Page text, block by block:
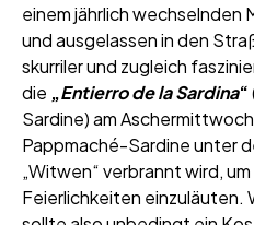
einem jährlich wechselnden
und ausgelassen in den
skurriler und zugleich
die „Entierro de la Sardina“
Sardine) am
Pappmaché-Sardine unter
„Witwen“ verbrannt wird,
Feierlichkeiten einzuläuten.